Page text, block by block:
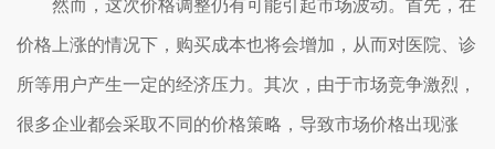
然而，这次价格调整仍有可能引起市场波动。首先，在
价格上涨的情况下，购买成本也将会增加，从而对医院、诊
所等用户产生一定的经济压力。其次，由于市场竞争激烈，
很多企业都会采取不同的价格策略，导致市场价格出现涨